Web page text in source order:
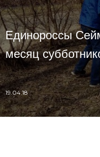
Единороссы
месяц
19.04.18